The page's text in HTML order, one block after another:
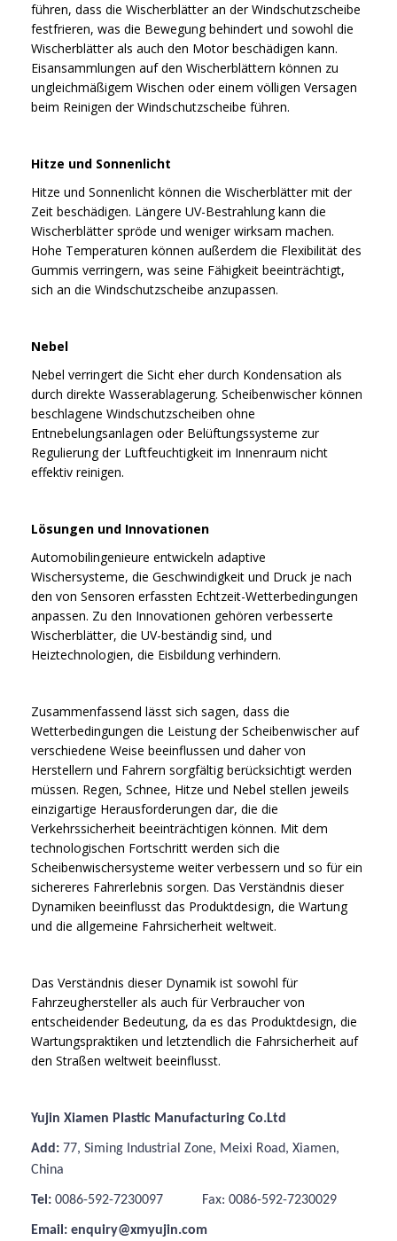
führen, dass die Wischerblätter an der Windschutzscheibe
festfrieren, was die Bewegung behindert und sowohl die
Wischerblätter als auch den Motor beschädigen kann.
Eisansammlungen auf den Wischerblättern können zu
ungleichmäßigem Wischen oder einem völligen Versagen
beim Reinigen der Windschutzscheibe führen.
Hitze und Sonnenlicht
Hitze und Sonnenlicht können die Wischerblätter mit der
Zeit beschädigen. Längere UV-Bestrahlung kann die
Wischerblätter spröde und weniger wirksam machen.
Hohe Temperaturen können außerdem die Flexibilität des
Gummis verringern, was seine Fähigkeit beeinträchtigt,
sich an die Windschutzscheibe anzupassen.
Nebel
Nebel verringert die Sicht eher durch Kondensation als
durch direkte Wasserablagerung. Scheibenwischer können
beschlagene Windschutzscheiben ohne
Entnebelungsanlagen oder Belüftungssysteme zur
Regulierung der Luftfeuchtigkeit im Innenraum nicht
effektiv reinigen.
Lösungen und Innovationen
Automobilingenieure entwickeln adaptive
Wischersysteme, die Geschwindigkeit und Druck je nach
den von Sensoren erfassten Echtzeit-Wetterbedingungen
anpassen. Zu den Innovationen gehören verbesserte
Wischerblätter, die UV-beständig sind, und
Heiztechnologien, die Eisbildung verhindern.
Zusammenfassend lässt sich sagen, dass die
Wetterbedingungen die Leistung der Scheibenwischer auf
verschiedene Weise beeinflussen und daher von
Herstellern und Fahrern sorgfältig berücksichtigt werden
müssen. Regen, Schnee, Hitze und Nebel stellen jeweils
einzigartige Herausforderungen dar, die die
Verkehrssicherheit beeinträchtigen können. Mit dem
technologischen Fortschritt werden sich die
Scheibenwischersysteme weiter verbessern und so für ein
sichereres Fahrerlebnis sorgen. Das Verständnis dieser
Dynamiken beeinflusst das Produktdesign, die Wartung
und die allgemeine Fahrsicherheit weltweit.
Das Verständnis dieser Dynamik ist sowohl für
Fahrzeughersteller als auch für Verbraucher von
entscheidender Bedeutung, da es das Produktdesign, die
Wartungspraktiken und letztendlich die Fahrsicherheit auf
den Straßen weltweit beeinflusst.
Yujin Xiamen Plastic Manufacturing Co.Ltd
Add: 77, Siming Industrial Zone, Meixi Road, Xiamen,
China
Tel: 0086-592-7230097 Fax: 0086-592-7230029
Email: enquiry@xmyujin.com